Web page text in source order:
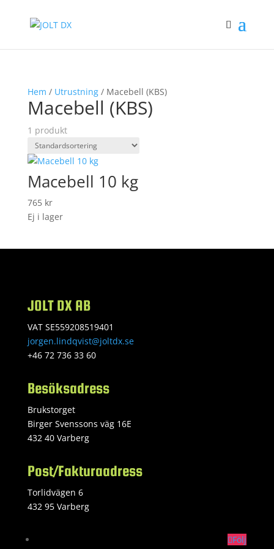
Hem / Utrustning/ Macebell (KBS)
Macebell (KBS)
1 produkt
Macebell 10 kg
765 kr
Ej i lager
JOLT DX AB
VAT SE559208519401
jorgen.lindqvist@joltdx.se
+46 72 736 33 60
Besöksadress
Brukstorget
Birger Svenssons väg 16E
432 40 Varberg
Post/Fakturaadress
Torlidvägen 6
432 95 Varberg
Följ